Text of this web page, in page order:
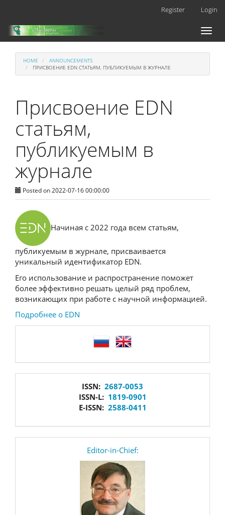
Main
Content
Register Login
Toggle
HOME
ANNOUNCEMENTS
ПРИСВОЕНИЕ EDN СТАТЬЯМ, ПУБЛИКУЕМЫМ В ЖУРНАЛЕ
Присвоение EDN
статьям,
публикуемым в
журнале
Posted on 2022-07-16 00:00:00
Начиная с 2022 года всем статьям,
публикуемым в журнале, присваивается
уникальный идентификатор EDN.
Его использование и распространение поможет
более эффективно решать целый ряд проблем,
возникающих при работе с научной информацией.
Подробнее о EDN
ISSN: 2687-0053
ISSN-L: 1819-0901
E-ISSN: 2588-0411
Editor-in-Chief: